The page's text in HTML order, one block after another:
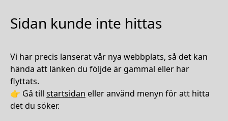
Sidan kunde inte hittas
Vi har precis lanserat vår nya webbplats, så det kan
hända att länken du följde är gammal eller har
flyttats.
👉 Gå till startsidan eller använd menyn för att hitta
det du söker.